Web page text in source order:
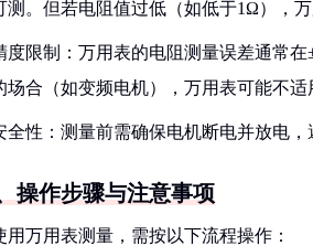
测。但若电阻值过低（如低于1Ω），
度限制：万用表的电阻测量误差通常
场合（如变频电机），万用表可能不适
全性：测量前需确保电机断电并放电，
操作步骤与注意事项
用万用表测量，需按以下流程操作：